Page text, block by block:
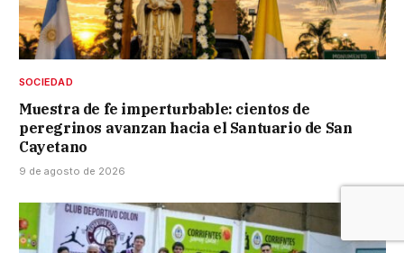
SOCIEDAD
Muestra de fe imperturbable: cientos de
peregrinos avanzan hacia el Santuario de San
Cayetano
9 de agosto de 2026